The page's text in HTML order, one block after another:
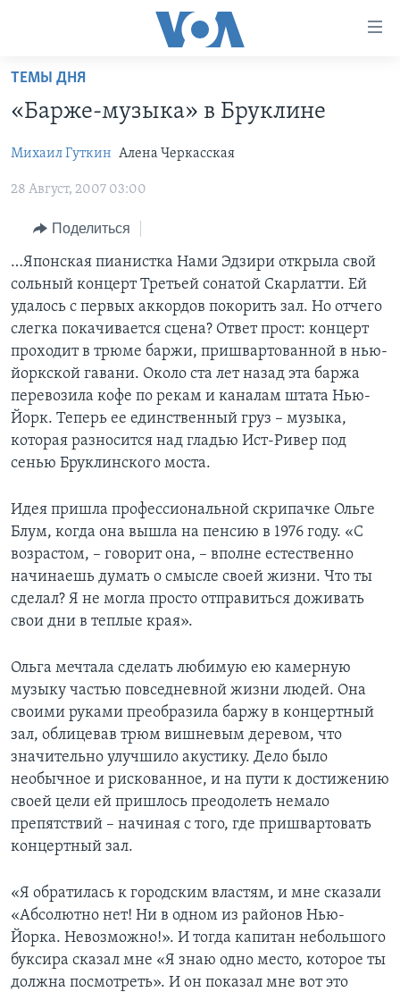
Перейти
основной
Перейти
навигации
поиск
ПРОГРАММЫ
АМЕРИКА
НОВОСТИ ЗА МИНУТУ
ИТОГИ
ПОЧЕМУ ЭТО ВАЖНО?
ДИСКУССИЯ VOA
НЬЮ-ЙОРК NEW YORK
АМЕРИКА. БОЛЬШОЕ ПУТЕШЕСТВИЕ
ПРОЕКТЫ
УЧИМ АНГЛИЙСКИЙ
НАША АМЕРИКАНСКАЯ ИСТОРИЯ
А КАК В АМЕРИКЕ?
АРТЕФАКТЫ
ТЕСТЫ
ЭКСПЕРТИЗА
ИНТЕРВЬЮ
ФАКТЫ ПРОТИВ ФЕЙКОВ
ЗА СВОБОДУ ПРЕССЫ
УЧИМ АНГЛИЙСКИЙ
ВИДЕО
ПОДПИСКА НА НОВОСТИ
Learning English
Языки
ТЕМЫ ДНЯ
«Барже-музыка» в Бруклине
Михаил Гуткин Алена Черкасская
28 Август, 2007 03:00
Поделиться
…Японская пианистка Нами Эдзири открыла свой
сольный концерт Третьей сонатой Скарлатти. Ей
удалось с первых аккордов покорить зал. Но отчего
слегка покачивается сцена? Ответ прост: концерт
проходит в трюме баржи, пришвартованной в нью-
йоркской гавани. Около ста лет назад эта баржа
перевозила кофе по рекам и каналам штата Нью-
Йорк. Теперь ее единственный груз – музыка,
которая разносится над гладью Ист-Ривер под
сенью Бруклинского моста.
Идея пришла профессиональной скрипачке Ольге
Блум, когда она вышла на пенсию в 1976 году. «С
возрастом, – говорит она, – вполне естественно
начинаешь думать о смысле своей жизни. Что ты
сделал? Я не могла просто отправиться доживать
свои дни в теплые края».
Ольга мечтала сделать любимую ею камерную
музыку частью повседневной жизни людей. Она
своими руками преобразила баржу в концертный
зал, облицевав трюм вишневым деревом, что
значительно улучшило акустику. Дело было
необычное и рискованное, и на пути к достижению
своей цели ей пришлось преодолеть немало
препятствий – начиная с того, где пришвартовать
концертный зал.
«Я обратилась к городским властям, и мне сказали
«Абсолютно нет! Ни в одном из районов Нью-
Йорка. Невозможно!». И тогда капитан небольшого
буксира сказал мне «Я знаю одно место, которое ты
должна посмотреть». И он показал мне вот это